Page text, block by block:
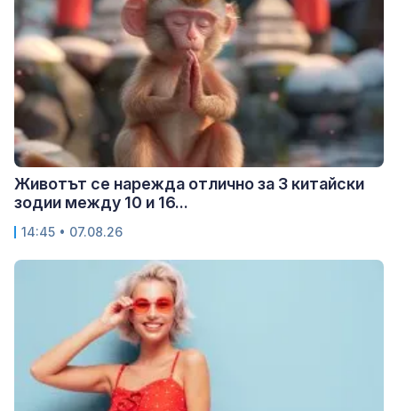
Животът се нарежда отлично за 3 китайски
зодии между 10 и 16...
14:45 • 07.08.26